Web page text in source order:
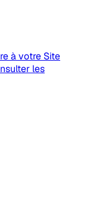
à votre Site
les